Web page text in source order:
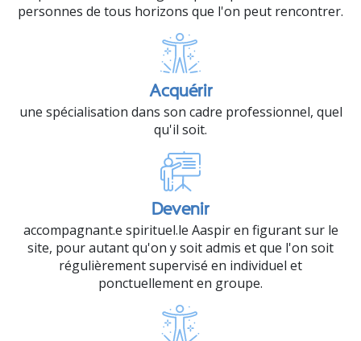
personnes de tous horizons que l'on peut rencontrer.
Acquérir
une spécialisation dans son cadre professionnel, quel
qu'il soit.
Devenir
accompagnant.e spirituel.le Aaspir en figurant sur le
site, pour autant qu'on y soit admis et que l'on soit
régulièrement supervisé en individuel et
ponctuellement en groupe.